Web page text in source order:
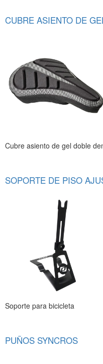
CUBRE ASIENTO DE
Cubre asiento de gel doble
SOPORTE DE PISO
Soporte para bicicleta
PUÑOS SYNCROS